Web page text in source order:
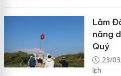
Lâm
năng
Quý
23/
lịch